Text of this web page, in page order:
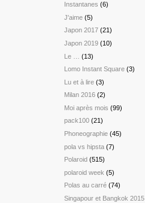
Instantanes (6)
J'aime (5)
Japon 2017 (21)
Japon 2019 (10)
Le …
(13)
Lomo Instant Square (3)
Lu et à lire (3)
Milan 2016 (2)
Moi après mois (99)
pack100 (21)
Phoneographie (45)
pola vs hipsta (7)
Polaroid (515)
polaroid week (5)
Polas au carré (74)
Singapour et Bangkok 2015